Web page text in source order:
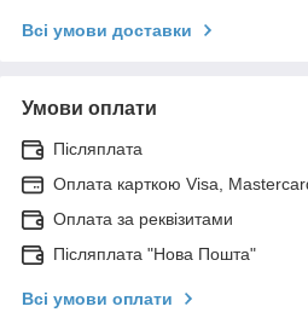
Всі умови доставки
Умови оплати
Післяплата
Оплата карткою Visa,
Оплата за реквізитами
Післяплата "Нова Пошта"
Всі умови оплати